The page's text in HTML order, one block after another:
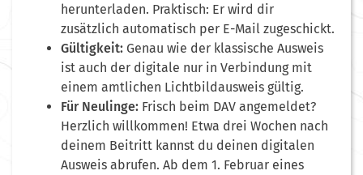
herunterladen. Praktisch: Er wird dir
zusätzlich automatisch per E-Mail zugeschickt.
Gültigkeit: Genau wie der klassische Ausweis
ist auch der digitale nur in Verbindung mit
einem amtlichen Lichtbildausweis gültig.
Für Neulinge: Frisch beim DAV angemeldet?
Herzlich willkommen! Etwa drei Wochen nach
deinem Beitritt kannst du deinen digitalen
Ausweis abrufen. Ab dem 1. Februar eines